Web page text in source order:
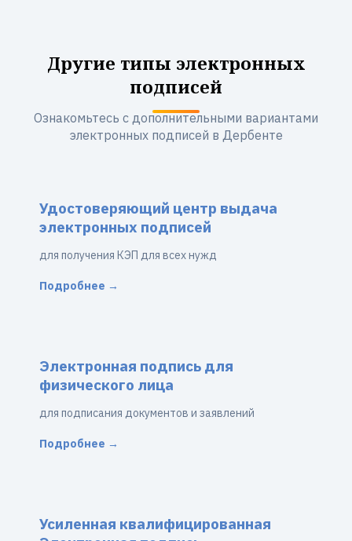
Другие типы электронных
подписей
Ознакомьтесь с дополнительными вариантами
электронных подписей в Дербенте
Удостоверяющий центр выдача
электронных подписей
для получения КЭП для всех нужд
Подробнее →
Электронная подпись для
физического лица
для подписания документов и заявлений
Подробнее →
Усиленная квалифицированная